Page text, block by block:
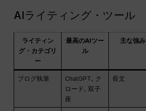
AIライティング・ツール
ライティン
グ・カテゴリ
ー
最高のAIツー
ル
主な強み
ブログ執筆
ChatGPT, ク
ロード, 双子
座
長文